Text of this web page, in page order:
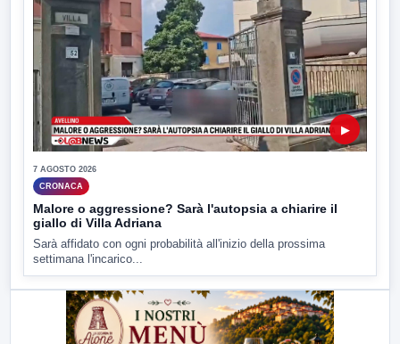
▶
7 AGOSTO 2026
CRONACA
Malore o aggressione? Sarà l'autopsia a chiarire il
giallo di Villa Adriana
Sarà affidato con ogni probabilità all'inizio della prossima
settimana l'incarico...